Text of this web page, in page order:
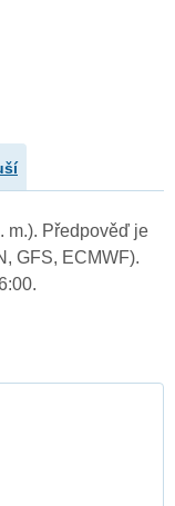
m.). Předpověď je
GFS, ECMWF).